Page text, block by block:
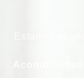
Estamos